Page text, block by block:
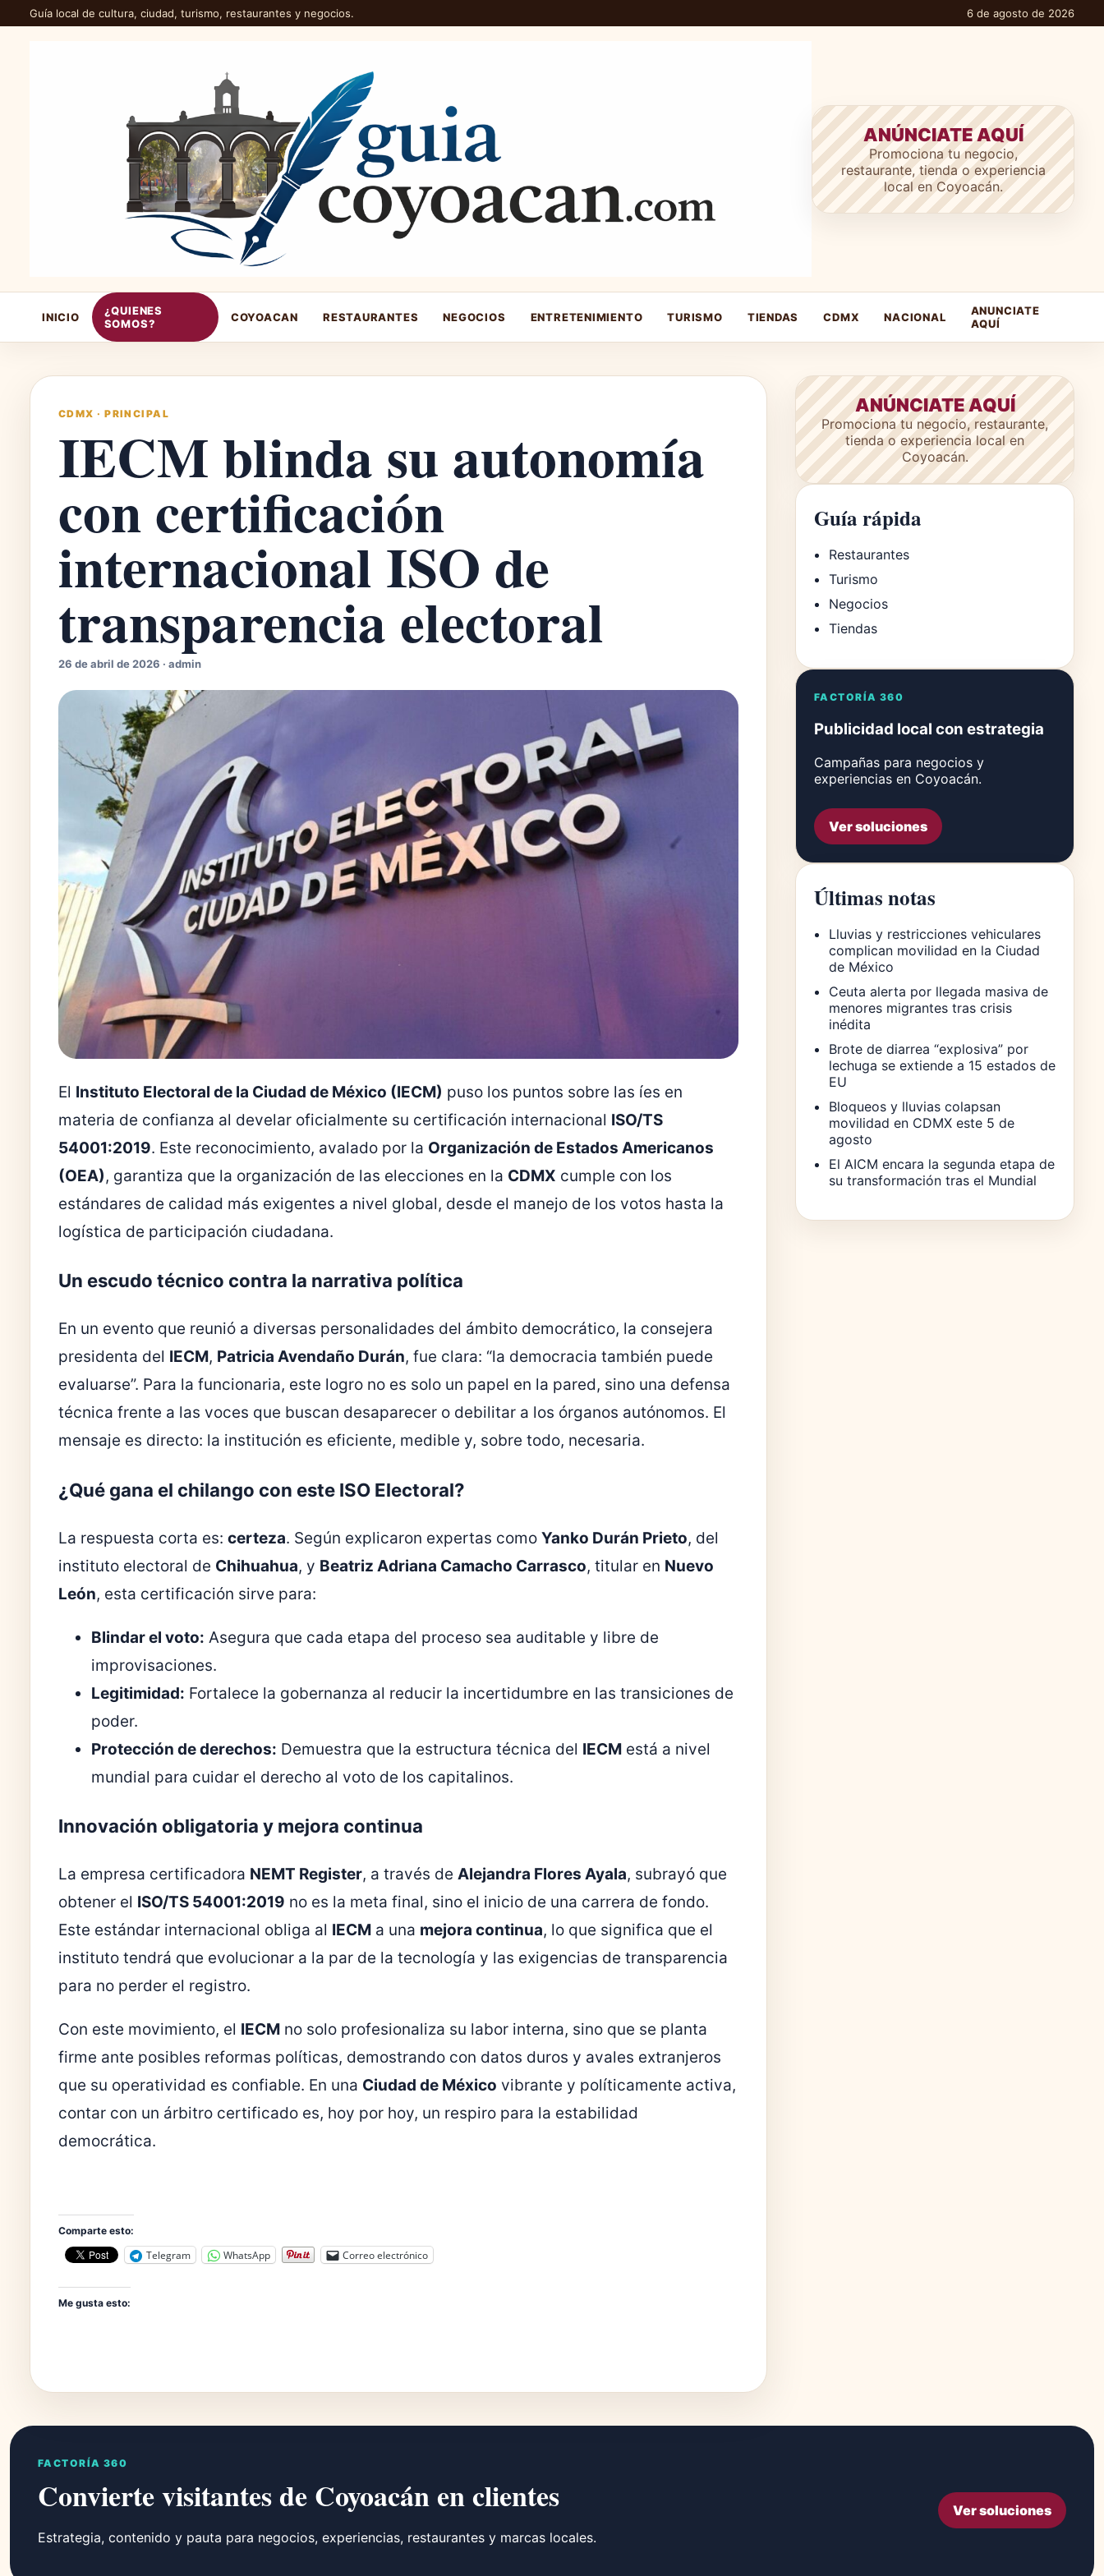
Guía local de cultura, ciudad, turismo, restaurantes y negocios. 6 de agosto de 2026
ANÚNCIATE AQUÍ
Promociona tu negocio,
restaurante, tienda o experiencia
local en Coyoacán.
INICIO
¿QUIENES
SOMOS?
COYOACAN RESTAURANTES NEGOCIOS ENTRETENIMIENTO TURISMO TIENDAS CDMX NACIONAL
ANUNCIATE
AQUÍ
CDMX ·PRINCIPAL
IECM blinda su autonomía
con certificación
internacional ISO de
transparencia electoral
26 de abril de 2026 · admin
El Instituto Electoral de la Ciudad de México (IECM) puso los puntos sobre las íes en
materia de confianza al develar oficialmente su certificación internacional ISO/TS
54001:2019. Este reconocimiento, avalado por la Organización de Estados Americanos
(OEA), garantiza que la organización de las elecciones en la CDMX cumple con los
estándares de calidad más exigentes a nivel global, desde el manejo de los votos hasta la
logística de participación ciudadana.
Un escudo técnico contra la narrativa política
En un evento que reunió a diversas personalidades del ámbito democrático, la consejera
presidenta del IECM, Patricia Avendaño Durán, fue clara: “la democracia también puede
evaluarse”. Para la funcionaria, este logro no es solo un papel en la pared, sino una defensa
técnica frente a las voces que buscan desaparecer o debilitar a los órganos autónomos. El
mensaje es directo: la institución es eficiente, medible y, sobre todo, necesaria.
¿Qué gana el chilango con este ISO Electoral?
La respuesta corta es: certeza. Según explicaron expertas como Yanko Durán Prieto, del
instituto electoral de Chihuahua, y Beatriz Adriana Camacho Carrasco, titular en Nuevo
León, esta certificación sirve para:
Blindar el voto: Asegura que cada etapa del proceso sea auditable y libre de
improvisaciones.
Legitimidad: Fortalece la gobernanza al reducir la incertidumbre en las transiciones de
poder.
Protección de derechos: Demuestra que la estructura técnica del IECM está a nivel
mundial para cuidar el derecho al voto de los capitalinos.
Innovación obligatoria y mejora continua
La empresa certificadora NEMT Register, a través de Alejandra Flores Ayala, subrayó que
obtener el ISO/TS 54001:2019 no es la meta final, sino el inicio de una carrera de fondo.
Este estándar internacional obliga al IECM a una mejora continua, lo que significa que el
instituto tendrá que evolucionar a la par de la tecnología y las exigencias de transparencia
para no perder el registro.
Con este movimiento, el IECM no solo profesionaliza su labor interna, sino que se planta
firme ante posibles reformas políticas, demostrando con datos duros y avales extranjeros
que su operatividad es confiable. En una Ciudad de México vibrante y políticamente activa,
contar con un árbitro certificado es, hoy por hoy, un respiro para la estabilidad
democrática.
Comparte esto:
Telegram WhatsApp Correo electrónico
Me gusta esto:
ANÚNCIATE AQUÍ
Promociona tu negocio, restaurante,
tienda o experiencia local en
Coyoacán.
Guía rápida
Restaurantes
Turismo
Negocios
Tiendas
FACTORÍA 360
Publicidad local con estrategia
Campañas para negocios y
experiencias en Coyoacán.
Ver soluciones
Últimas notas
Lluvias y restricciones vehiculares
complican movilidad en la Ciudad
de México
Ceuta alerta por llegada masiva de
menores migrantes tras crisis
inédita
Brote de diarrea “explosiva” por
lechuga se extiende a 15 estados de
EU
Bloqueos y lluvias colapsan
movilidad en CDMX este 5 de
agosto
El AICM encara la segunda etapa de
su transformación tras el Mundial
FACTORÍA 360
Convierte visitantes de Coyoacán en clientes
Estrategia, contenido y pauta para negocios, experiencias, restaurantes y marcas locales.
Ver soluciones